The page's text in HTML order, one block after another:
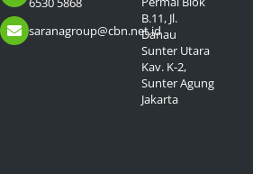
saranagroup@cbn.net.id
B.11, Jl.
Danau
Sunter Utara
Kav. K-2,
Sunter Agung
Jakarta